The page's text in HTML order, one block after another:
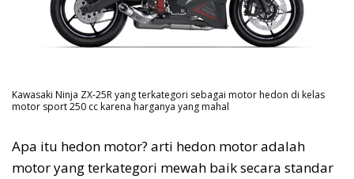
Kawasaki Ninja ZX-25R yang terkategori sebagai motor hedon di kelas
motor sport 250 cc karena harganya yang mahal
Apa itu hedon motor? arti hedon motor adalah
motor yang terkategori mewah baik secara standar